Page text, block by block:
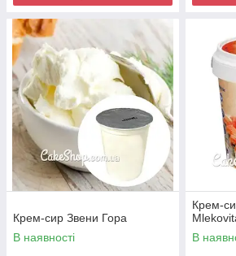
Крем-сир Звени Гора
В наявності
Крем-
В